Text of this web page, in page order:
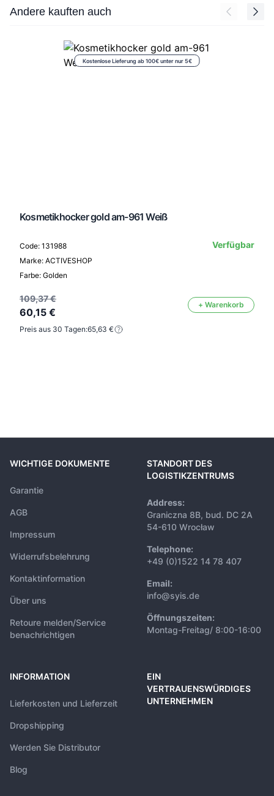
Press to skip carousel
Andere kauften auch
Kostenlose Lieferung ab 100€ unter nur 5€
Kosmetikhocker gold am-961 Weiß
Code: 131988
Marke: ACTIVESHOP
Farbe: Golden
Verfügbar
109,37 €
60,15 €
+ Warenkorb
Preis aus 30 Tagen:65,63 €
WICHTIGE DOKUMENTE
Garantie
AGB
Impressum
Widerrufsbelehrung
Kontaktinformation
Über uns
Retoure melden/Service
benachrichtigen
STANDORT DES
LOGISTIKZENTRUMS
Address:
Graniczna 8B, bud. DC 2A
54-610 Wrocław
Telephone:
+49 (0)1522 14 78 407
Email:
info@syis.de
Öffnungszeiten:
Montag-Freitag/ 8:00-16:00
INFORMATION
Lieferkosten und Lieferzeit
Dropshipping
Werden Sie Distributor
Blog
EIN
VERTRAUENSWÜRDIGES
UNTERNEHMEN